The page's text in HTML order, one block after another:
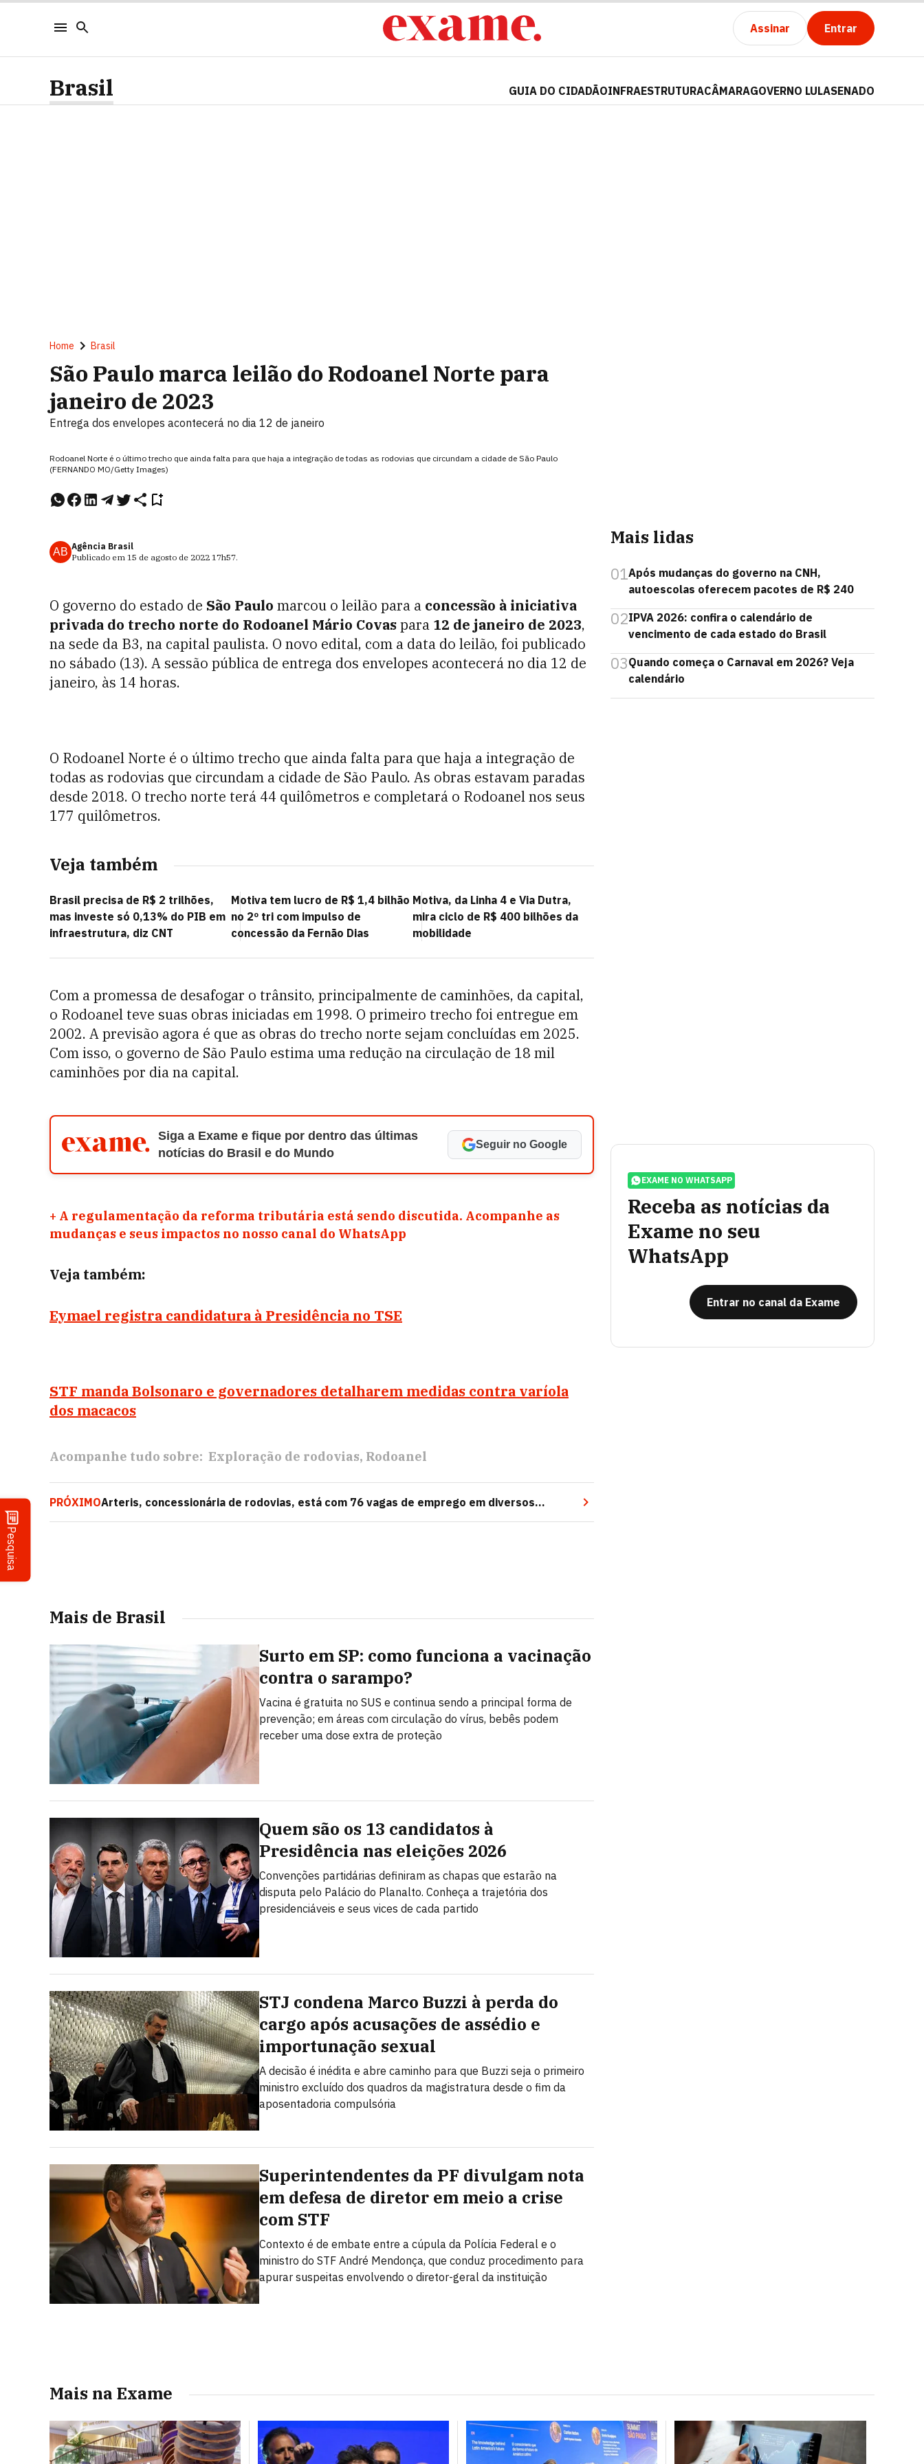
Assinar Entrar
Pesquisa
Brasil GUIA DO CIDADÃOINFRAESTRUTURACÂMARAGOVERNO LULASENADO
Home Brasil
São Paulo marca leilão do Rodoanel Norte para
janeiro de 2023
Entrega dos envelopes acontecerá no dia 12 de janeiro
Rodoanel Norte é o último trecho que ainda falta para que haja a integração de todas as rodovias que circundam a cidade de São Paulo
(FERNANDO MO/Getty Images)
AB Agência Brasil
Publicado em 15 de agosto de 2022 17h57.
O governo do estado de São Paulo marcou o leilão para a concessão à iniciativa
privada do trecho norte do Rodoanel Mário Covaspara 12 de janeiro de 2023,
na sede da B3, na capital paulista. O novo edital, com a data do leilão, foi publicado
no sábado (13). A sessão pública de entrega dos envelopes acontecerá no dia 12 de
janeiro, às 14 horas.
O Rodoanel Norte é o último trecho que ainda falta para que haja a integração de
todas as rodovias que circundam a cidade de São Paulo. As obras estavam paradas
desde 2018. O trecho norte terá 44 quilômetros e completará o Rodoanel nos seus
177 quilômetros.
Veja também
Brasil precisa de R$ 2 trilhões,
mas investe só 0,13% do PIB em
infraestrutura, diz CNT
Motiva tem lucro de R$ 1,4 bilhão
no 2º tri com impulso de
concessão da Fernão Dias
Motiva, da Linha 4 e Via Dutra,
mira ciclo de R$ 400 bilhões da
mobilidade
Com a promessa de desafogar o trânsito, principalmente de caminhões, da capital,
o Rodoanel teve suas obras iniciadas em 1998. O primeiro trecho foi entregue em
2002. A previsão agora é que as obras do trecho norte sejam concluídas em 2025.
Com isso, o governo de São Paulo estima uma redução na circulação de 18 mil
caminhões por dia na capital.
Siga a Exame e fique por dentro das últimas
notícias do Brasil e do Mundo
Seguir no Google
+ A regulamentação da reforma tributária está sendo discutida. Acompanhe as
mudanças e seus impactos no nosso canal do WhatsApp
Veja também:
Eymael registra candidatura à Presidência no TSE
STF manda Bolsonaro e governadores detalharem medidas contra varíola
dos macacos
Acompanhe tudo sobre: Exploração de rodovias Rodoanel
PRÓXIMOArteris, concessionária de rodovias, está com 76 vagas de emprego em diversos
estados
Mais de Brasil
Surto em SP: como funciona a vacinação
contra o sarampo?
Vacina é gratuita no SUS e continua sendo a principal forma de
prevenção; em áreas com circulação do vírus, bebês podem
receber uma dose extra de proteção
Quem são os 13 candidatos à
Presidência nas eleições 2026
Convenções partidárias definiram as chapas que estarão na
disputa pelo Palácio do Planalto. Conheça a trajetória dos
presidenciáveis e seus vices de cada partido
STJ condena Marco Buzzi à perda do
cargo após acusações de assédio e
importunação sexual
A decisão é inédita e abre caminho para que Buzzi seja o primeiro
ministro excluído dos quadros da magistratura desde o fim da
aposentadoria compulsória
Superintendentes da PF divulgam nota
em defesa de diretor em meio a crise
com STF
Contexto é de embate entre a cúpula da Polícia Federal e o
ministro do STF André Mendonça, que conduz procedimento para
apurar suspeitas envolvendo o diretor-geral da instituição
Mais lidas
01Após mudanças do governo na CNH,
autoescolas oferecem pacotes de R$ 240
02IPVA 2026: confira o calendário de
vencimento de cada estado do Brasil
03Quando começa o Carnaval em 2026? Veja
calendário
EXAME NO WHATSAPP
Receba as notícias da
Exame no seu
WhatsApp
Entrar no canal da Exame
Mais na Exame